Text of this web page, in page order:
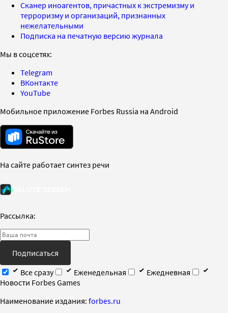
Сканер иноагентов, причастных к экстремизму и
терроризму и организаций, признанных
нежелательными
Подписка на печатную версию журнала
Мы в соцсетях:
Telegram
ВКонтакте
YouTube
Мобильное приложение Forbes Russia на Android
На сайте работает синтез речи
Рассылка:
Подписаться
Все сразу
Еженедельная
Ежедневная
Новости Forbes Games
Наименование издания: forbes.ru